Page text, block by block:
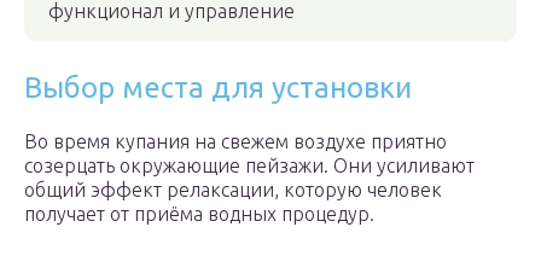
функционал и управление
Выбор места для установки
Во время купания на свежем воздухе приятно
созерцать окружающие пейзажи. Они усиливают
общий эффект релаксации, которую человек
получает от приёма водных процедур.